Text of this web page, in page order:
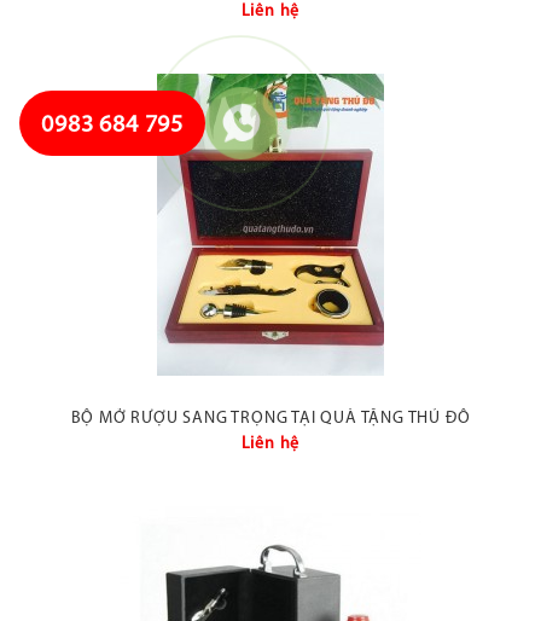
Liên hệ
BỘ MỞ RƯỢU SANG TRỌNG TẠI QUÀ TẶNG THỦ ĐÔ
Liên hệ
0983 684 795